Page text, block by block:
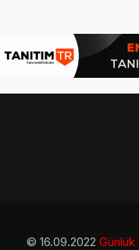
© 16.09.2022 Günlük